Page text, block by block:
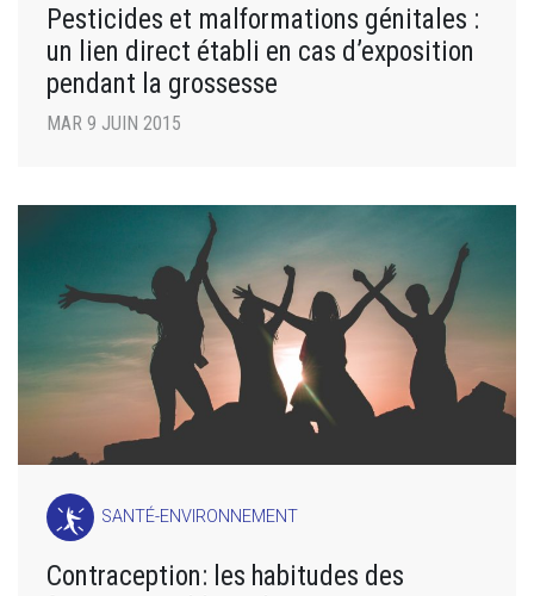
Pesticides et malformations génitales :
un lien direct établi en cas d’exposition
pendant la grossesse
MAR 9 JUIN 2015
SANTÉ-ENVIRONNEMENT
Contraception: les habitudes des